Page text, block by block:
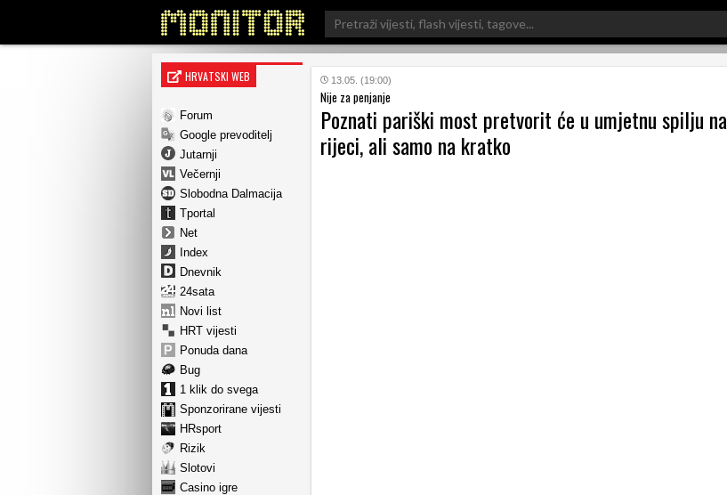
Search
for:
HRVATSKI WEB
Forum
Google prevoditelj
Jutarnji
Večernji
Slobodna Dalmacija
Tportal
Net
Index
Dnevnik
24sata
Novi list
HRT vijesti
Ponuda dana
Bug
1 klik do svega
Sponzorirane vijesti
HRsport
Rizik
Slotovi
Casino igre
13.05. (19:00)
Nije za penjanje
Poznati pariški most pretvorit će u umjetnu spilju na
rijeci, ali samo na kratko